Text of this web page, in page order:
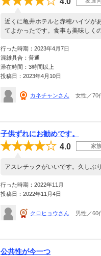
近くに亀井ホテルと赤穂ハイツが
てよかったです。食事も美味しく
行った時期：2023年4月7日
混雑具合：普通
滞在時間：3時間以上
投稿日：2023年4月10日
カネチャンさん 女性／70
子供ずれにお勧めです。
4.0 家
アスレチックがいいです。久しぶ
行った時期：2022年11月
投稿日：2022年11月4日
クロヒョウさん 男性／60
公共性が今一つ